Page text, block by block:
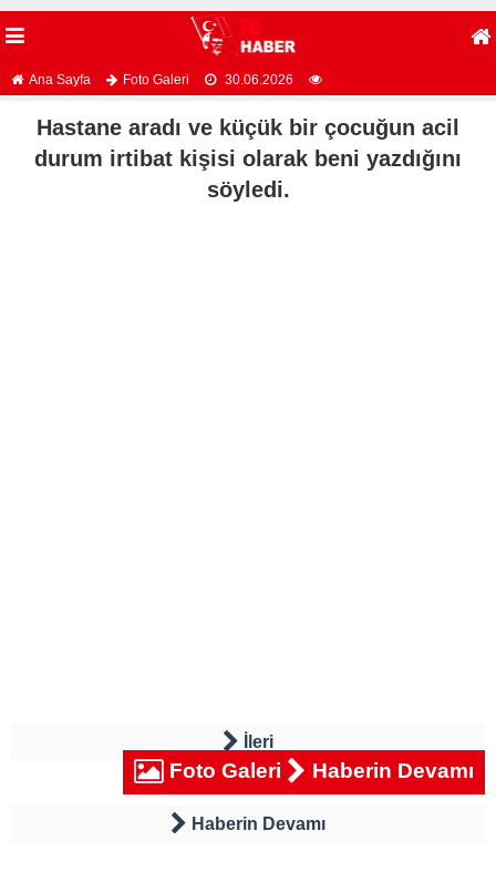
Ana Sayfa Foto Galeri 30.06.2026
Hastane aradı ve küçük bir çocuğun acil
durum irtibat kişisi olarak beni yazdığını
söyledi.
İleri
Foto Galeri Haberin Devamı
Haberin Devamı